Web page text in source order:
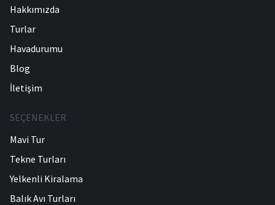
Hakkımızda
Turlar
Havadurumu
Blog
İletişim
SEÇENEKLER
Mavi Tur
Tekne Turları
Yelkenli Kiralama
Balık Avı Turları